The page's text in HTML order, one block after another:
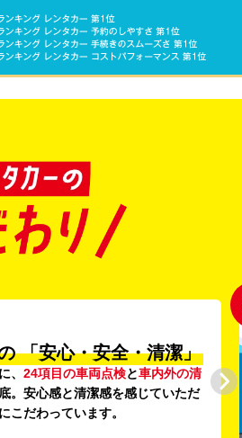
「安心・安全・清潔」
、 24項目の車両点検と車内外の清
。安心感と清潔感を感じていただ
こだわっています。